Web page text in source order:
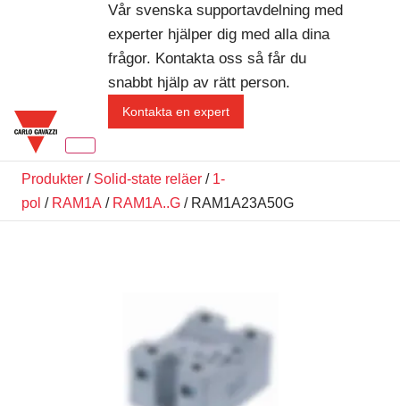
Vår svenska supportavdelning med
experter hjälper dig med alla dina
frågor. Kontakta oss så får du
snabbt hjälp av rätt person.
Kontakta en expert
Produkter / Solid-state reläer / 1-
pol / RAM1A / RAM1A..G / RAM1A23A50G